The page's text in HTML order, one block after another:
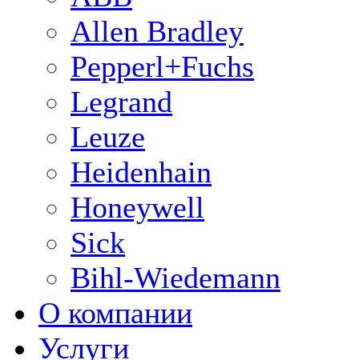
Allen Bradley
Pepperl+Fuchs
Legrand
Leuze
Heidenhain
Honeywell
Sick
Bihl-Wiedemann
О компании
Услуги